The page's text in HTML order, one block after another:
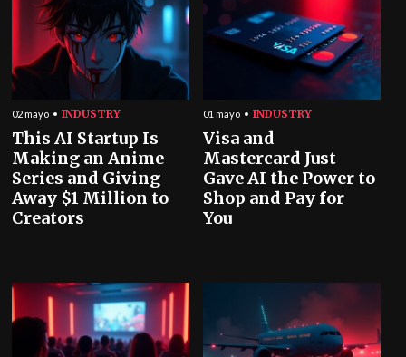
02 mayo INDUSTRY
This AI Startup Is
Making an Anime
Series and Giving
Away $1 Million to
Creators
01 mayo INDUSTRY
Visa and
Mastercard Just
Gave AI the Power to
Shop and Pay for
You